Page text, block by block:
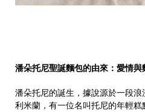
潘朵托尼聖誕麵包的由來：愛情與
潘朵托尼的誕生，據說源於一段
利米蘭，有一位名叫托尼的年輕